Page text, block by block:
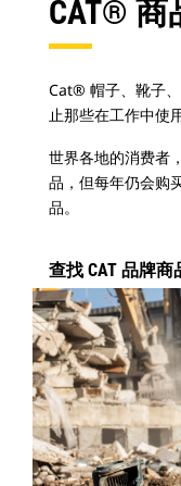
CAT® 商
Cat® 帽子、靴子
止那些在工作中使
世界各地的消费者
品，但每年仍会购
品。​
查找 CAT 品牌商